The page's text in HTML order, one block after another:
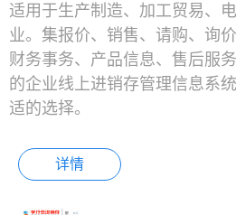
适用于生产制造、加工贸易、
业。集报价、销售、请购、询
财务事务、产品信息、售后服
的企业线上进销存管理信息系
适的选择。
详情